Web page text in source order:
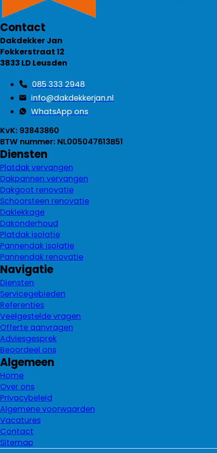
Contact
Dakdekker Jan
Fokkerstraat 12
3833 LD Leusden
085 333 2948
info@dakdekkerjan.nl
WhatsApp ons
KvK: 93843860
BTW nummer: NL005047613B51
Diensten
Platdak vervangen
Dakpannen vervangen
Dakgoot renovatie
Schoorsteen renovatie
Daklekkage
Dakonderhoud
Platdak isolatie
Pannendak isolatie
Pannendak renovatie
Navigatie
Diensten
Servicegebieden
Referenties
Veelgestelde vragen
Offerte aanvragen
Adviesgesprek
Beoordeel ons
Algemeen
Home
Over ons
Privacybeleid
Algemene voorwaarden
Vacatures
Contact
Sitemap